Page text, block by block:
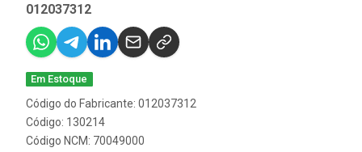
012037312
Em Estoque
Código do Fabricante: 012037312
Código: 130214
Código NCM: 70049000